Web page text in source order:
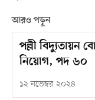
আরও পড়ুন
পল্লী বিদ্যুতায়ন
নিয়োগ, পদ ৬০
১২ নভেম্বর ২০২৪